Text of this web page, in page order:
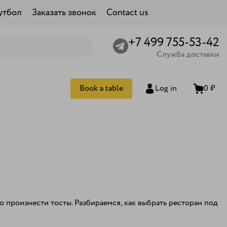
Заказать звонок Contact us
+7 499 755-53-42
Служба доставки
Book a table Log in 0 ₽
тосты. Разбираемся, как выбрать ресторан под